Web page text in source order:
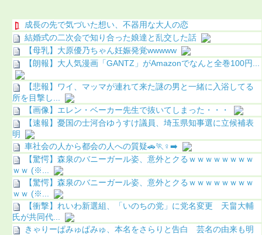
成長の先で気づいた想い、不器用な大人の恋
結婚式の二次会で知り合った娘達と乱交した話
【母乳】大原優乃ちゃん妊娠発覚wwwww
【朗報】大人気漫画「GANTZ」がAmazonでなんと全巻100円...
【悲報】ワイ、マッマが連れて来た謎の男と一緒に入浴してる
所を目撃し...
【画像】エレン・ベーカー先生で抜いてしまった・・・
【速報】憂国の士河合ゆうすけ議員、埼玉県知事選に立候補表
明
車社会の人から都会の人への質疑🚗🏃♀️➡️
【驚愕】森泉のバニーガール姿、意外とクるｗｗｗｗｗｗｗｗ
ｗｗ (※...
【驚愕】森泉のバニーガール姿、意外とクるｗｗｗｗｗｗｗｗ
ｗｗ (※...
【衝撃】れいわ新選組、「いのちの党」に党名変更 天畠大輔
氏が共同代...
きゃりーぱみゅぱみゅ、本名をさらりと告白 芸名の由来も明